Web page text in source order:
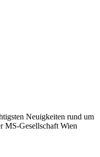
Neuigkeiten rund um
MS-Gesellschaft Wien